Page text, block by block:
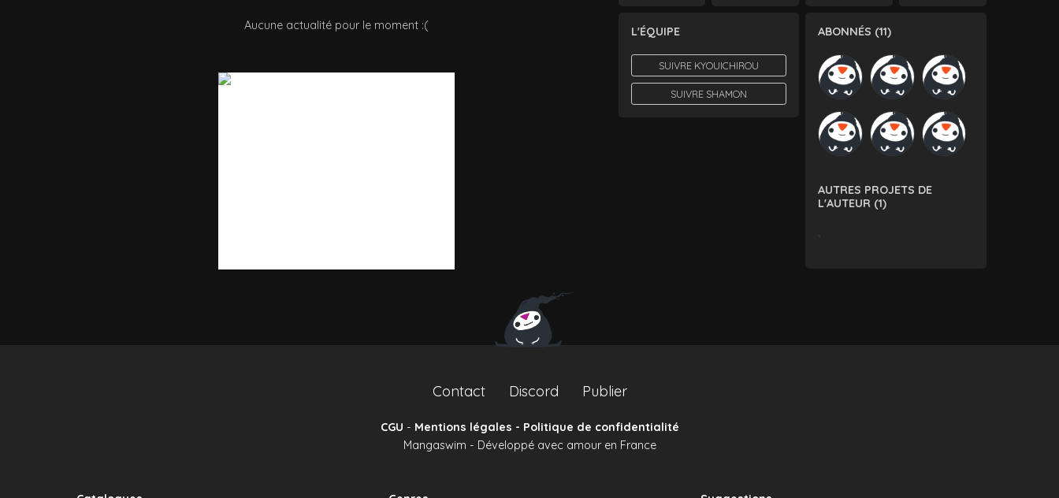
Aucune actualité pour le moment :( L'ÉQUIPE
SUIVRE KYOUICHIROU
SUIVRE SHAMON
ABONNÉS (11)
AUTRES PROJETS DE
L'AUTEUR (1)
Contact Discord Publier
CGU - Mentions légales - Politique de confidentialité
Mangaswim - Développé avec amour en France